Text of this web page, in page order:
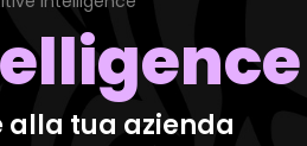
alla tua azienda